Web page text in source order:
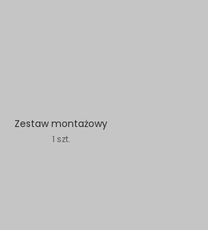
Zestaw montażowy
1 szt.